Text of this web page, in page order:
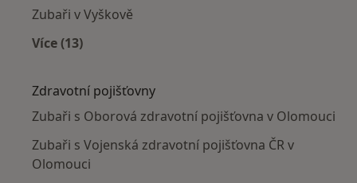
Zubaři v Vyškově
Více (13)
Zdravotní pojišťovny
Zubaři s Oborová zdravotní pojišťovna v Olomouci
Zubaři s Vojenská zdravotní pojišťovna ČR v
Olomouci